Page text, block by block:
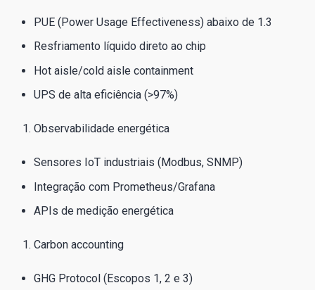
PUE (Power Usage Effectiveness) abaixo de 1.3
Resfriamento líquido direto ao chip
Hot aisle/cold aisle containment
UPS de alta eficiência (>97%)
Observabilidade energética
Sensores IoT industriais (Modbus, SNMP)
Integração com Prometheus/Grafana
APIs de medição energética
Carbon accounting
GHG Protocol (Escopos 1, 2 e 3)